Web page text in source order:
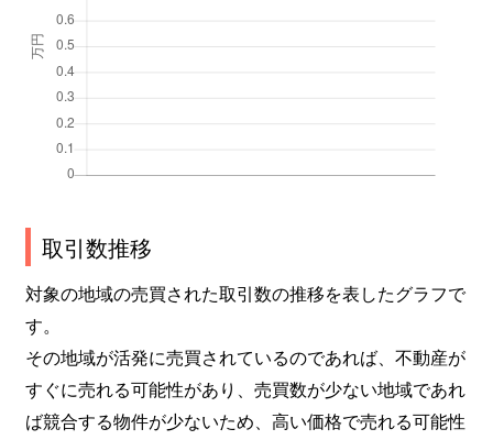
取引数推移
対象の地域の売買された取引数の推移を表したグラフで
す。
その地域が活発に売買されているのであれば、不動産が
すぐに売れる可能性があり、売買数が少ない地域であれ
ば競合する物件が少ないため、高い価格で売れる可能性